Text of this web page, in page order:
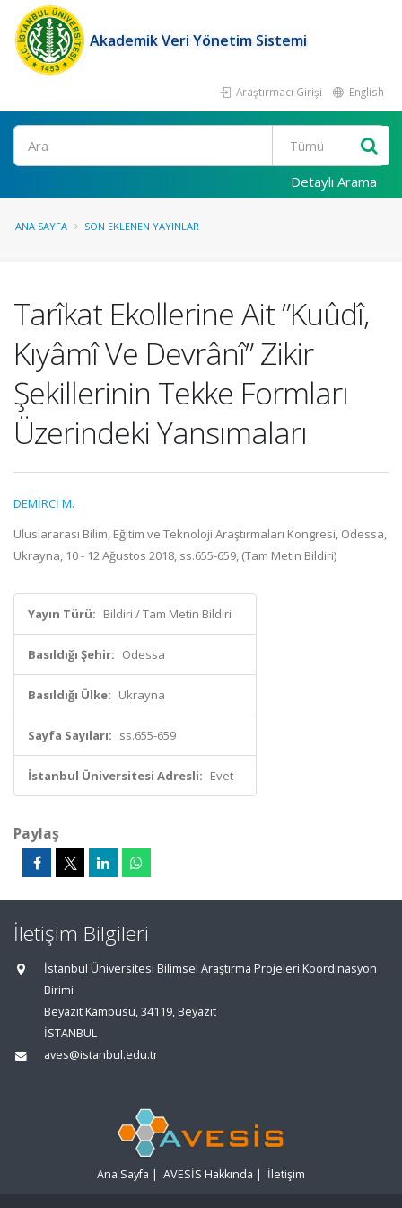
Akademik Veri Yönetim Sistemi
Araştırmacı Girişi English
Ara
Detaylı Arama
ANA SAYFA SON EKLENEN YAYINLAR
Tarîkat Ekollerine Ait ”Kuûdî,
Kıyâmî Ve Devrânî” Zikir
Şekillerinin Tekke Formları
Üzerindeki Yansımaları
DEMİRCİ M.
Uluslararası Bilim, Eğitim ve Teknoloji Araştırmaları Kongresi, Odessa,
Ukrayna, 10 - 12 Ağustos 2018, ss.655-659, (Tam Metin Bildiri)
Yayın Türü: Bildiri / Tam Metin Bildiri
Basıldığı Şehir: Odessa
Basıldığı Ülke: Ukrayna
Sayfa Sayıları: ss.655-659
İstanbul Üniversitesi Adresli: Evet
Paylaş
İletişim Bilgileri
İstanbul Üniversitesi Bilimsel Araştırma Projeleri Koordinasyon
Birimi
Beyazıt Kampüsü, 34119, Beyazıt
İSTANBUL
aves@istanbul.edu.tr
Ana Sayfa | AVESİS Hakkında | İletişim